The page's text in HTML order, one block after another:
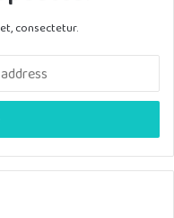
consectetur.